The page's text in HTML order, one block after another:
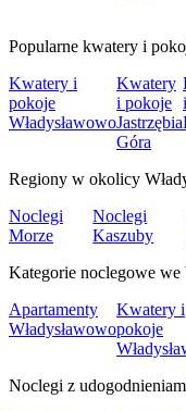
Popularne kwatery i
Kwatery i
pokoje
Władysławowo
Kwatery
i pokoje
Jastrzębia
Góra
Regiony w okolicy
Noclegi
Morze
Noclegi
Kaszuby
Kategorie noclegowe we
Apartamenty
Władysławowo
Kwatery i
pokoje
Noclegi z